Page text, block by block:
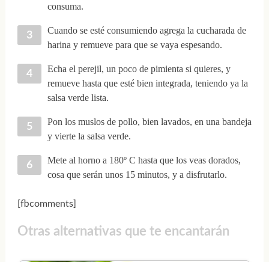
consuma.
Cuando se esté consumiendo agrega la cucharada de
harina y remueve para que se vaya espesando.
Echa el perejil, un poco de pimienta si quieres, y
remueve hasta que esté bien integrada, teniendo ya la
salsa verde lista.
Pon los muslos de pollo, bien lavados, en una bandeja
y vierte la salsa verde.
Mete al horno a 180º C hasta que los veas dorados,
cosa que serán unos 15 minutos, y a disfrutarlo.
[fbcomments]
Otras alternativas que te encantarán